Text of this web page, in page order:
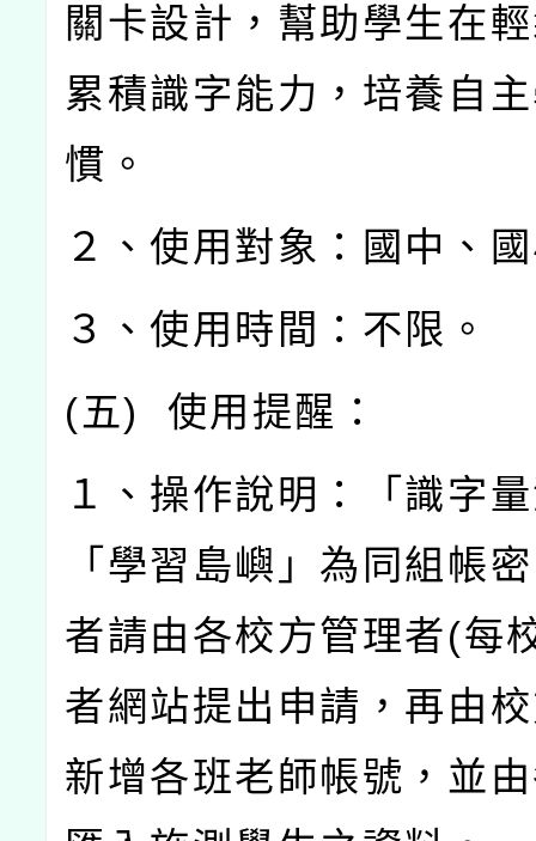
關卡設計，幫助學生在
累積識字能力，培養自
慣。
２、使用對象：國中、
３、使用時間：不限。
(五) 使用提醒：
１、操作說明：「識字
「學習島嶼」為同組帳
者請由各校方管理者(每
者網站提出申請，再由
新增各班老師帳號，並